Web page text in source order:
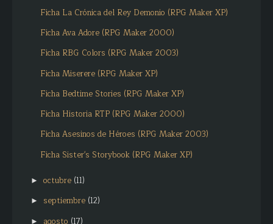
Ficha La Crónica del Rey Demonio (RPG Maker XP)
Ficha Ava Adore (RPG Maker 2000)
Ficha RBG Colors (RPG Maker 2003)
Ficha Miserere (RPG Maker XP)
Ficha Bedtime Stories (RPG Maker XP)
Ficha Historia RTP (RPG Maker 2000)
Ficha Asesinos de Héroes (RPG Maker 2003)
Ficha Sister's Storybook (RPG Maker XP)
► octubre (11)
► septiembre (12)
►